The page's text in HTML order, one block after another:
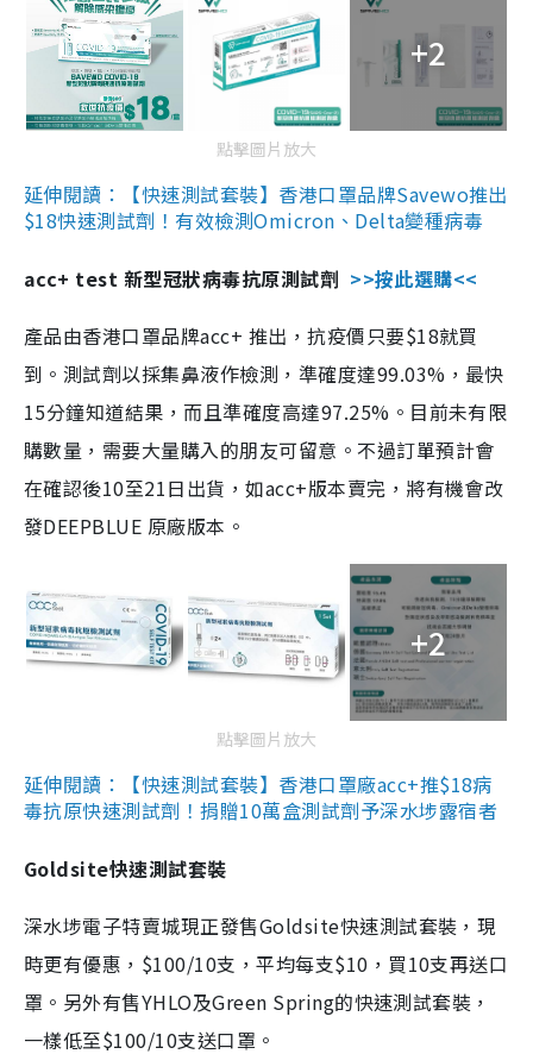
+2
點擊圖片放大
延伸閱讀：【快速測試套裝】香港口罩品牌Savewo推出
$18快速測試劑！有效檢測Omicron、Delta變種病毒
acc+ test 新型冠狀病毒抗原測試劑 >>按此選購<<
產品由香港口罩品牌acc+ 推出，抗疫價只要$18就買
到。測試劑以採集鼻液作檢測，準確度達99.03%，最快
15分鐘知道結果，而且準確度高達97.25%。目前未有限
購數量，需要大量購入的朋友可留意。不過訂單預計會
在確認後10至21日出貨，如acc+版本賣完，將有機會改
發DEEPBLUE 原廠版本。
+2
點擊圖片放大
延伸閱讀：【快速測試套裝】香港口罩廠acc+推$18病
毒抗原快速測試劑！捐贈10萬盒測試劑予深水埗露宿者
Goldsite快速測試套裝
深水埗電子特賣城現正發售Goldsite快速測試套裝，現
時更有優惠，$100/10支，平均每支$10，買10支再送口
罩。另外有售YHLO及Green Spring的快速測試套裝，
一樣低至$100/10支送口罩。